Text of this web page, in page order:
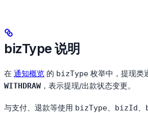
bizType 说明
在 通知概览 的 bizType 枚举中，提现类
WITHDRAW ，表示提现/出款状态变更。
与支付、退款等使用 bizType bizId